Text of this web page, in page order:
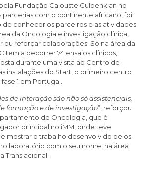
Fundação Calouste Gulbenkian no
parcerias com o continente africano, foi
de conhecer os parceiros e as atividades
da Oncologia e investigação clínica,
ou reforçar colaborações. Só na área da
tem a decorrer 74 ensaios clínicos,
durante uma visita ao Centro de
instalações do Start, o primeiro centro
1 em Portugal.
de interação são não só assistenciais,
formação e de investigação”, reforçou
de Oncologia, que é
principal no iMM, onde teve
mostrar o trabalho desenvolvido pelos
laboratório com o seu nome, na área
Translacional.